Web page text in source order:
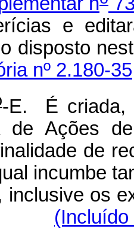
e
do
nº 2.180-
-E. É criada,
de Ações
de
incumbe
inclusive os